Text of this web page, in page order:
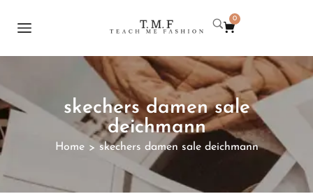
0
skechers damen sale
deichmann
Home > skechers damen sale deichmann